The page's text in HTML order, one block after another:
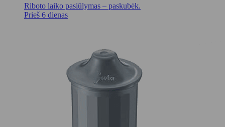
Riboto laiko pasiūlymas – paskubėk.
Prieš 6 dienas